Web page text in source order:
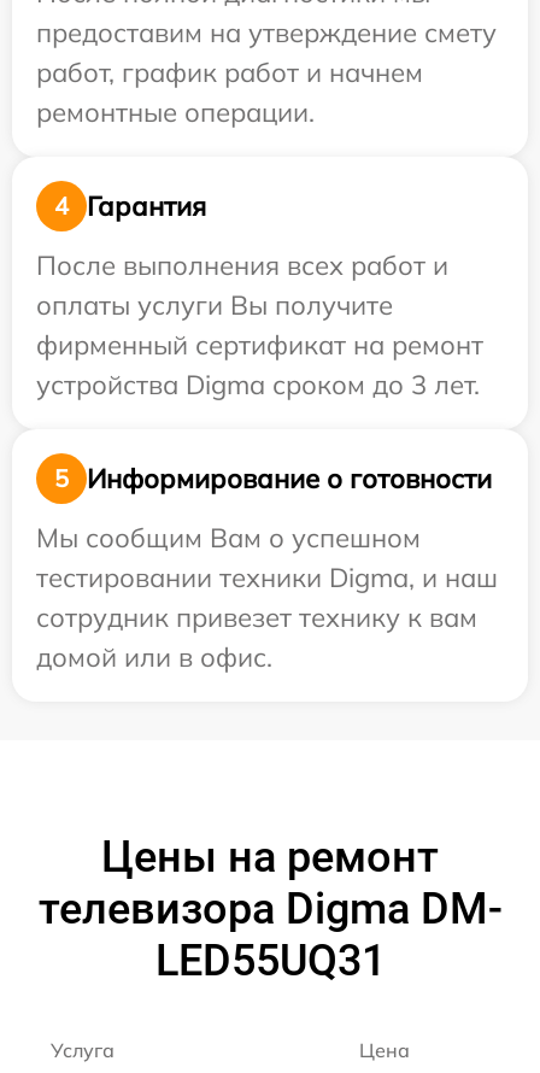
предоставим на утверждение смету
работ, график работ и начнем
ремонтные операции.
4
Гарантия
После выполнения всех работ и
оплаты услуги Вы получите
фирменный сертификат на ремонт
устройства Digma сроком до 3 лет.
5
Информирование о готовности
Мы сообщим Вам о успешном
тестировании техники Digma, и наш
сотрудник привезет технику к вам
домой или в офис.
Цены на ремонт
телевизора Digma DM-
LED55UQ31
Услуга Цена